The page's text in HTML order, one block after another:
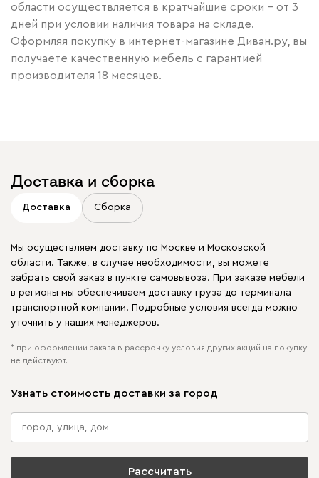
области осуществляется в кратчайшие сроки – от 3
дней при условии наличия товара на складе.
Оформляя покупку в интернет-магазине Диван.ру, вы
получаете качественную мебель с гарантией
производителя 18 месяцев.
Доставка и сборка
Доставка Сборка
Мы осуществляем доставку по Москве и Московской
области. Также, в случае необходимости, вы можете
забрать свой заказ в пункте самовывоза. При заказе мебели
в регионы мы обеспечиваем доставку груза до терминала
транспортной компании. Подробные условия всегда можно
уточнить у наших менеджеров.
* при оформлении заказа в рассрочку условия других акций на покупку
не действуют.
Узнать стоимость доставки за город
Рассчитать